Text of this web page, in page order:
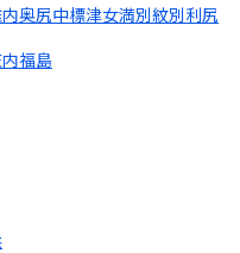
奥尻中標津女満別 紋別 利尻
福島